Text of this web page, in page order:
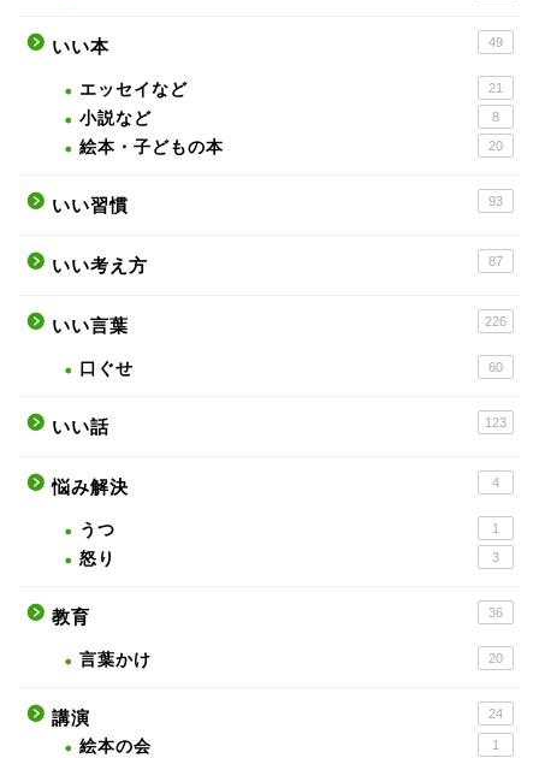
いい本 49
エッセイなど 21
小説など 8
絵本・子どもの本 20
いい習慣 93
いい考え方 87
いい言葉 226
口ぐせ 60
いい話 123
悩み解決 4
うつ 1
怒り 3
教育 36
言葉かけ 20
講演 24
絵本の会 1